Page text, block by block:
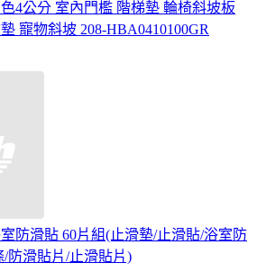
4公分 室內門檻 階梯墊 輪椅斜坡板
寵物斜坡 208-HBA0410100GR
防滑貼 60片組(止滑墊/止滑貼/浴室防
防滑貼片/止滑貼片)